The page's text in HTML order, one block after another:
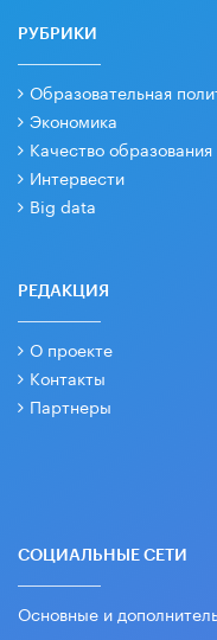
РУБРИКИ
Образовательная
Экономика
Качество образования
Интервести
Big data
РЕДАКЦИЯ
О проекте
Контакты
Партнеры
СОЦИАЛЬНЫЕ СЕТИ
Основные и